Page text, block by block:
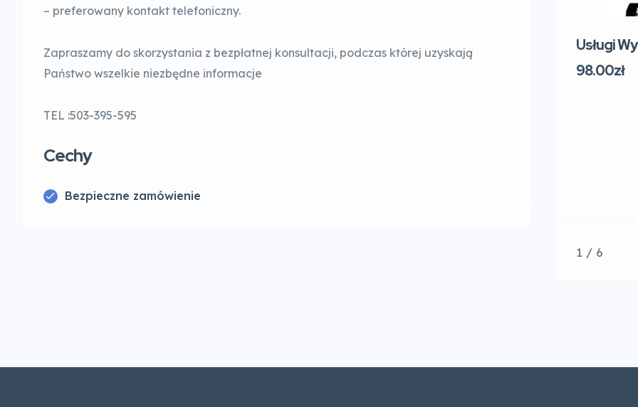
– preferowany kontakt telefoniczny.
Zapraszamy do skorzystania z bezpłatnej konsultacji, podczas której uzyskają
Państwo wszelkie niezbędne informacje
TEL :503-395-595
Cechy
Bezpieczne zamówienie
Usługi
98.00zł
1 / 6